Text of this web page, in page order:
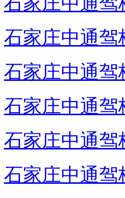
石家庄中通驾
石家庄中通驾
石家庄中通驾
石家庄中通驾
石家庄中通驾